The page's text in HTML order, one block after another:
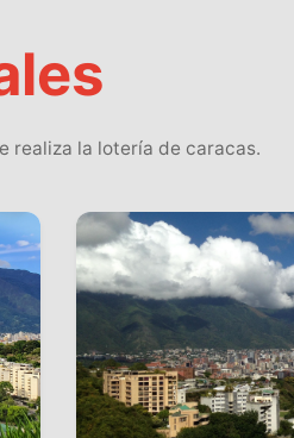
realiza la lotería de caracas.